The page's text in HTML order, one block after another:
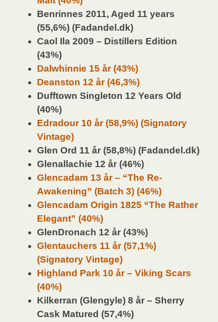
Benrinnes 2011, Aged 11 years
(55,6%) (Fadandel.dk)
Caol Ila 2009 – Distillers Edition
(43%)
Dalwhinnie 15 år (43%)
Deanston 12 år (46,3%)
Dufftown Singleton 12 Years Old
(40%)
Edradour 10 år (58,9%) (Signatory
Vintage)
Glen Ord 11 år (58,8%) (Fadandel.dk)
Glenallachie 12 år (46%)
Glencadam 13 år – “The Re-
Awakening” (Batch 3) (46%)
Glencadam Origin 1825 “The Rather
Elegant” (40%)
GlenDronach 12 år (43%)
Glentauchers 11 år (57,1%)
(Signatory Vintage)
Highland Park 10 år – Viking Scars
(40%)
Kilkerran (Glengyle) 8 år – Sherry
Cask Matured (57,4%)